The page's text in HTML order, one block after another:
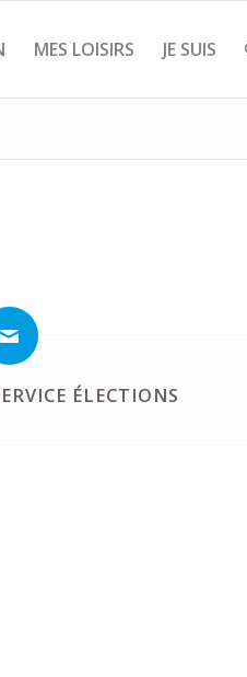
MES LOISIRS JE SUIS
ÉLECTIONS